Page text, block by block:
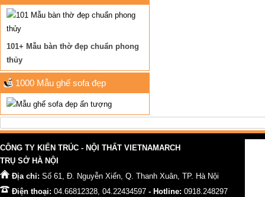
thủy
101+ Mẫu bàn thờ đẹp chuẩn phong
thủy
1000 Mẫu ghế sofa đẹp
CÔNG TY KIẾN TRÚC - NỘI THẤT VIETNAMARCH
TRỤ SỞ HÀ NỘI
Địa chỉ: Số 61, Đ. Nguyễn Xiển, Q. Thanh Xuân, TP. Hà Nội
Điện thoại: 04.66812328, 04.22434597 - Hotline: 0918.248297